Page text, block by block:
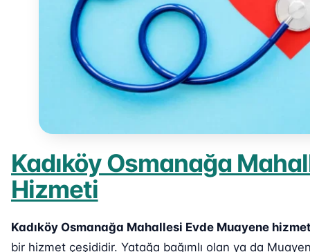
Kadıköy Osmanağa
Hizmeti
Kadıköy Osmanağa Mahallesi Evde Muayene
bir hizmet çeşididir. Yatağa bağımlı olan ya da